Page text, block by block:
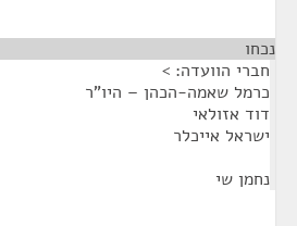
נכחו
חברי הוועדה: >
כרמל שאמה-הכהן – היו"ר
דוד אזולאי
ישראל אייכלר
נחמן שי